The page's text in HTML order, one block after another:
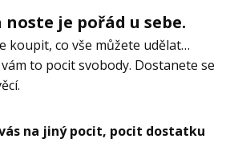
noste je pořád u sebe.
koupit, co vše můžete udělat…
to pocit svobody. Dostanete se
na jiný pocit, pocit dostatku